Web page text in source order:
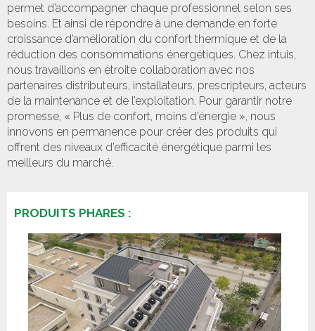
permet d’accompagner chaque professionnel selon ses
besoins. Et ainsi de répondre à une demande en forte
croissance d’amélioration du confort thermique et de la
réduction des consommations énergétiques. Chez intuis,
nous travaillons en étroite collaboration avec nos
partenaires distributeurs, installateurs, prescripteurs, acteurs
de la maintenance et de l’exploitation. Pour garantir notre
promesse, « Plus de confort, moins d’énergie », nous
innovons en permanence pour créer des produits qui
offrent des niveaux d’efficacité énergétique parmi les
meilleurs du marché.
PRODUITS PHARES :